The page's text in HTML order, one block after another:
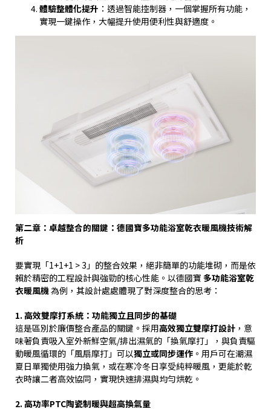
體驗整體化提升 ：透過智能控制器，一個掌握所有功能，
實現一鍵操作，大幅提升使用便利性與舒適度。
第二章：卓越整合的關鍵：德國寶多功能浴室乾衣暖風機技術解
析
要實現「1+1+1 > 3 」的整合效果，絕非簡單的功能堆砌，而是依
賴於精密的工程設計與強勁的核心性能。以德國寶 多功能浴室乾
衣暖風機為例，其設計處處體現了對深度整合的思考：
1. 高效雙摩打系統：功能獨立且同步的基礎
這是區別於廉價整合產品的關鍵。採用高效獨立雙摩打設計 ，意
味著負責吸入室外新鮮空氣/排出濕氣的「換氣摩打」，與負責驅
動暖風循環的「風扇摩打」可以獨立或同步運作 。用戶可在潮濕
夏日單獨使用強力換氣，或在寒冷冬日享受純粹暖風，更能於乾
衣時讓二者高效協同，實現快速排濕與均勻烘乾。
2. 高功率PTC陶瓷制暖與超高換氣量